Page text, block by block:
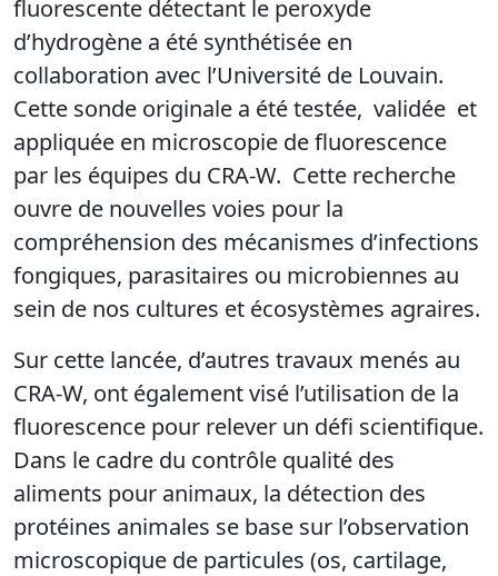
fluorescente détectant le peroxyde
d’hydrogène a été synthétisée en
collaboration avec l’Université de Louvain.
Cette sonde originale a été testée, validée et
appliquée en microscopie de fluorescence
par les équipes du CRA-W. Cette recherche
ouvre de nouvelles voies pour la
compréhension des mécanismes d’infections
fongiques, parasitaires ou microbiennes au
sein de nos cultures et écosystèmes agraires.
Sur cette lancée, d’autres travaux menés au
CRA-W, ont également visé l’utilisation de la
fluorescence pour relever un défi scientifique.
Dans le cadre du contrôle qualité des
aliments pour animaux, la détection des
protéines animales se base sur l’observation
microscopique de particules (os, cartilage,